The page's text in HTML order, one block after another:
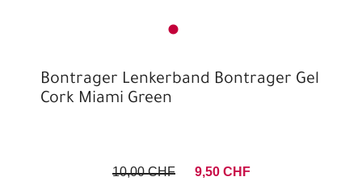
Bontrager Lenkerband Bontrager Gel
Cork Miami Green
10,00 CHF 9,50 CHF